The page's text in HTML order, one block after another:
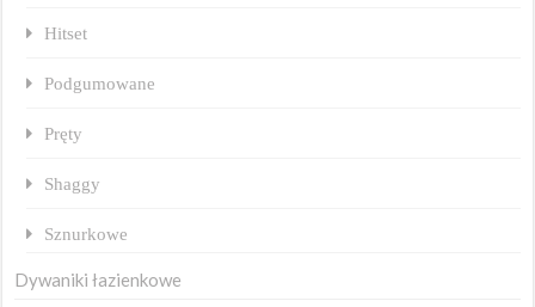
Hitset
Podgumowane
Pręty
Shaggy
Sznurkowe
Dywaniki łazienkowe